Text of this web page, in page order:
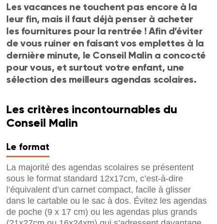
Les vacances ne touchent pas encore à la
leur fin, mais il faut déjà penser à acheter
les fournitures pour la rentrée ! Afin d’éviter
de vous ruiner en faisant vos emplettes à la
dernière minute, le Conseil Malin a concocté
pour vous, et surtout votre enfant, une
sélection des meilleurs agendas scolaires.
Les critères incontournables du
Conseil Malin
Le format
La majorité des agendas scolaires se présentent
sous le format standard 12x17cm, c’est-à-dire
l’équivalent d’un carnet compact, facile à glisser
dans le cartable ou le sac à dos. Évitez les agendas
de poche (9 x 17 cm) ou les agendas plus grands